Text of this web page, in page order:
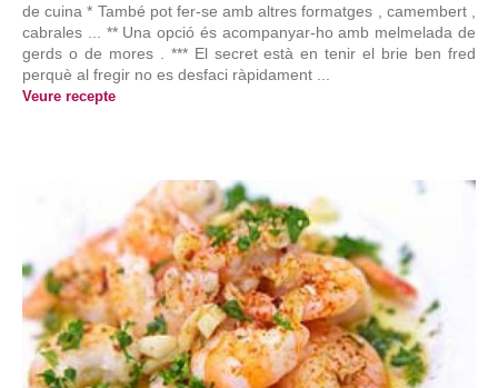
de cuina * També pot fer-se amb altres formatges , camembert ,
cabrales ... ** Una opció és acompanyar-ho amb melmelada de
gerds o de mores . *** El secret està en tenir el brie ben fred
perquè al fregir no es desfaci ràpidament ...
Veure recepte